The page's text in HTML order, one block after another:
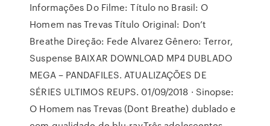
Informações Do Filme: Título no Brasil: O
Homem nas Trevas Título Original: Don’t
Breathe Direção: Fede Alvarez Gênero: Terror,
Suspense BAIXAR DOWNLOAD MP4 DUBLADO
MEGA – PANDAFILES. ATUALIZAÇÕES DE
SÉRIES ULTIMOS REUPS. 01/09/2018 · Sinopse:
O Homem nas Trevas (Dont Breathe) dublado e